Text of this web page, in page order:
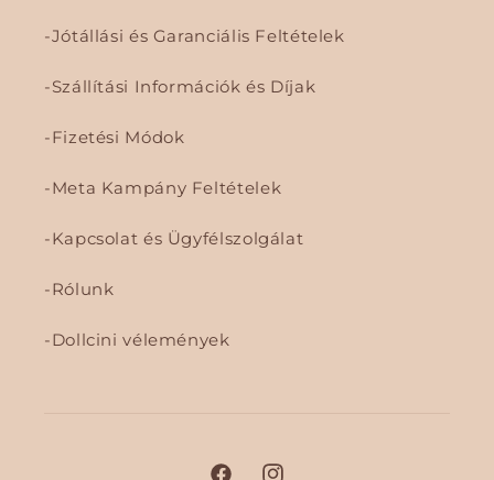
Jótállási és Garanciális Feltételek
Szállítási Információk és Díjak
Fizetési Módok
Meta Kampány Feltételek
Kapcsolat és Ügyfélszolgálat
Rólunk
Dollcini vélemények